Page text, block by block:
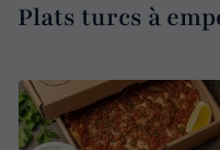
Plats turcs à